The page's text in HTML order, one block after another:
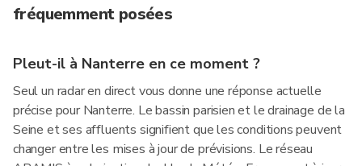
fréquemment posées
Pleut-il à Nanterre en ce moment ?
Seul un radar en direct vous donne une réponse actuelle
précise pour Nanterre. Le bassin parisien et le drainage de la
Seine et ses affluents signifient que les conditions peuvent
changer entre les mises à jour de prévisions. Le réseau